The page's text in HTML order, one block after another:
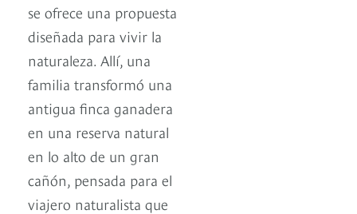
se ofrece una propuesta
diseñada para vivir la
naturaleza. Allí, una
familia transformó una
antigua finca ganadera
en una reserva natural
en lo alto de un gran
cañón, pensada para el
viajero naturalista que